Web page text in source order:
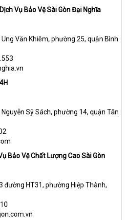
Vụ Bảo Vệ Sài Gòn Đại Nghĩa
Văn Khiêm, phường 25, quận Bình
Sỹ Sách, phường 14, quận Tân
Bảo Vệ Chất Lượng Cao Sài Gòn
đường HT31, phường Hiệp Thành,